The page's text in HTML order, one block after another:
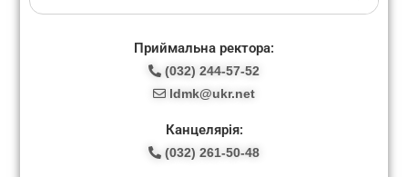
Приймальна ректора:
(032) 244-57-52
ldmk@ukr.net
Канцелярія:
(032) 261-50-48